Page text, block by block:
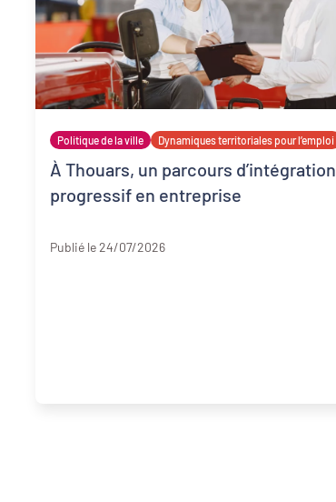
Politique de la ville Dynamiques territoriales pour l’emploi
À Thouars, un parcours d’intégration
progressif en entreprise
Publié le 24/07/2026